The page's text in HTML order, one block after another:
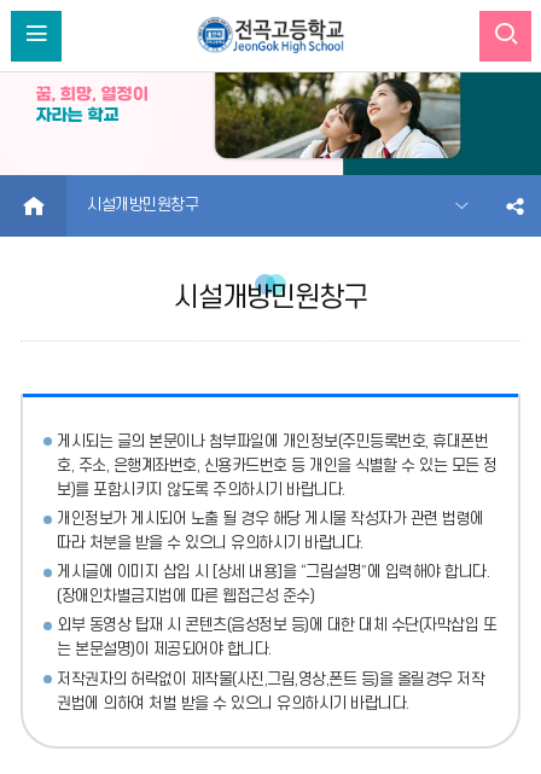
HOME 시설개방민원창구
시설개방민원창구
게시되는 글의 본문이나 첨부파일에
개인정보(주민등록번호, 휴대폰번
호, 주소, 은행계좌번호, 신용카드번호 등 개인을 식별할 수 있는 모든 정
보)를 포함시키지 않도록 주의하시기 바랍니다.
개인정보가 게시되어 노출 될 경우 해당 게시물 작성자가 관련 법령에
따라 처분을 받을 수 있으니 유의하시기 바랍니다.
게시글에 이미지 삽입 시 [상세 내용]을 “그림설명”에 입력해야 합니다.
(장애인차별금지법에 따른 웹접근성 준수)
외부 동영상 탑재 시 콘텐츠(음성정보 등)에 대한 대체 수단(자막삽입 또
는 본문설명)이 제공되어야 합니다.
저작권자의 허락없이 제작물(사진,그림,영상,폰트 등)을 올릴경우 저작
권법에 의하여 처벌 받을 수 있으니 유의하시기 바랍니다.